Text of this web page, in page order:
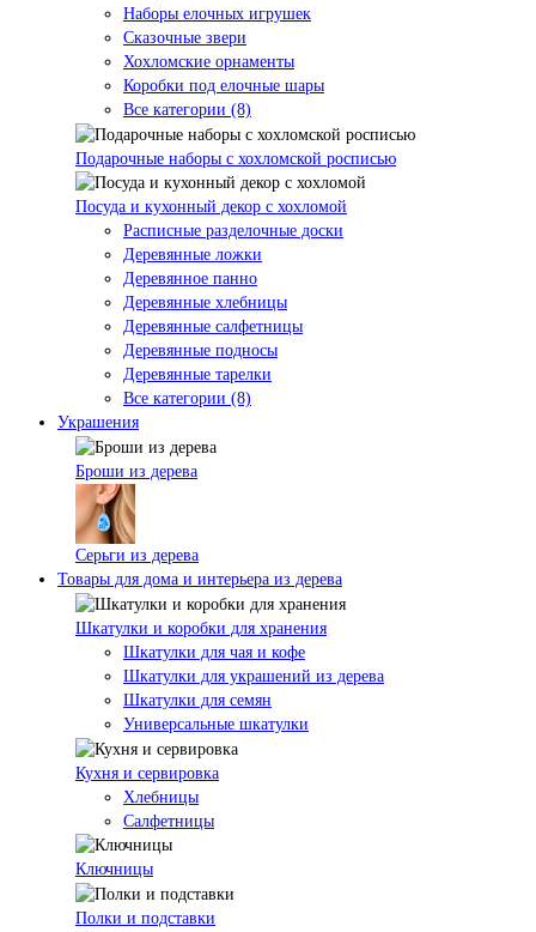
Наборы елочных игрушек
Сказочные звери
Хохломские орнаменты
Коробки под елочные шары
Все категории (8)
Подарочные наборы с хохломской росписью
Посуда и кухонный декор с хохломой
Расписные разделочные доски
Деревянные ложки
Деревянное панно
Деревянные хлебницы
Деревянные салфетницы
Деревянные подносы
Деревянные тарелки
Все категории (8)
Украшения
Броши из дерева
Серьги из дерева
Товары для дома и интерьера из дерева
Шкатулки и коробки для хранения
Шкатулки для чая и кофе
Шкатулки для украшений из дерева
Шкатулки для семян
Универсальные шкатулки
Кухня и сервировка
Хлебницы
Салфетницы
Ключницы
Полки и подставки